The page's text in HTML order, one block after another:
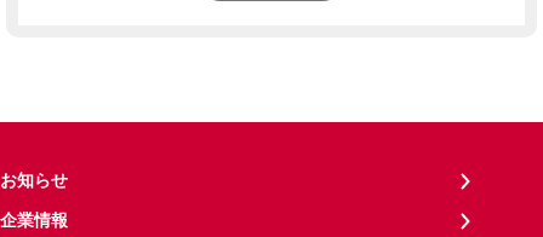
お知らせ
企業情報